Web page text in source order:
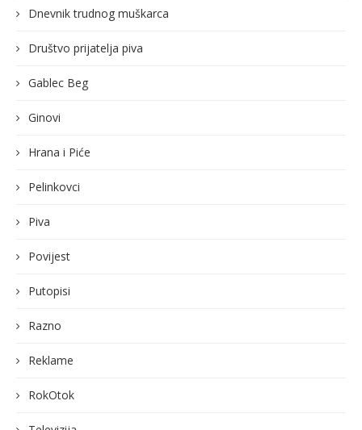
Dnevnik trudnog muškarca
Društvo prijatelja piva
Gablec Beg
Ginovi
Hrana i Piće
Pelinkovci
Piva
Povijest
Putopisi
Razno
Reklame
RokOtok